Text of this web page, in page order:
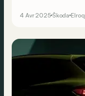
4 Avr 2025 Škoda Elroq